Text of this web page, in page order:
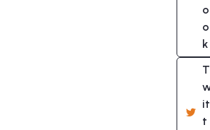
o
o
k
T
it
t